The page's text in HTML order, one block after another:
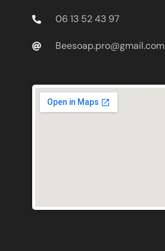
06 13 52 43 97
Beesoap.pro@gmail.com